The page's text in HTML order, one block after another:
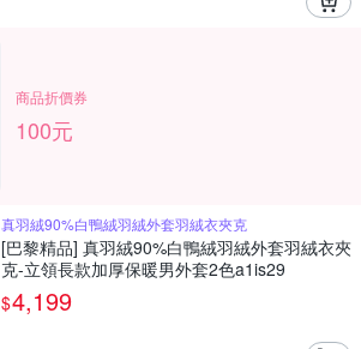
商品折價券
100元
真羽絨90%白鴨絨羽絨外套羽絨衣夾克
[巴黎精品] 真羽絨90%白鴨絨羽絨外套羽絨衣夾
克-立領長款加厚保暖男外套2色a1is29
$4,199